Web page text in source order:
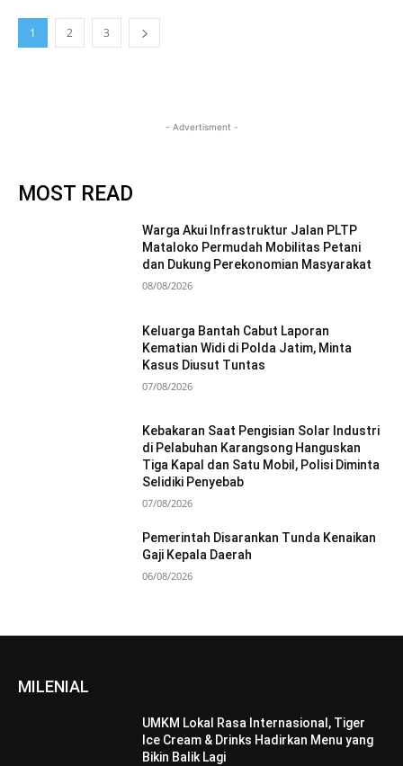
1 2 3
- Advertisment -
MOST READ
Warga Akui Infrastruktur Jalan PLTP
Mataloko Permudah Mobilitas Petani
dan Dukung Perekonomian Masyarakat
08/08/2026
Keluarga Bantah Cabut Laporan
Kematian Widi di Polda Jatim, Minta
Kasus Diusut Tuntas
07/08/2026
Kebakaran Saat Pengisian Solar Industri
di Pelabuhan Karangsong Hanguskan
Tiga Kapal dan Satu Mobil, Polisi Diminta
Selidiki Penyebab
07/08/2026
Pemerintah Disarankan Tunda Kenaikan
Gaji Kepala Daerah
06/08/2026
MILENIAL
UMKM Lokal Rasa Internasional, Tiger
Ice Cream & Drinks Hadirkan Menu yang
Bikin Balik Lagi